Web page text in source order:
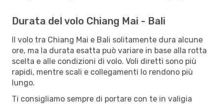
Durata del volo Chiang Mai - Bali
Il volo tra Chiang Mai e Bali solitamente dura alcune
ore, ma la durata esatta può variare in base alla rotta
scelta e alle condizioni di volo. Voli diretti sono più
rapidi, mentre scali e collegamenti lo rendono più
lungo.
Ti consigliamo sempre di portare con te in valigia